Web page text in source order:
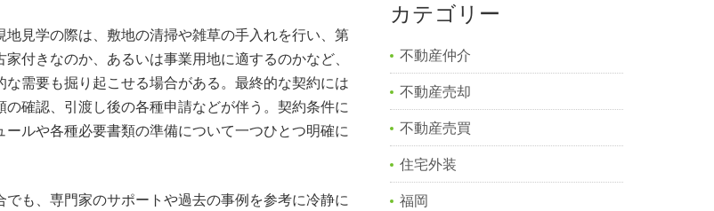
見学の際は、敷地の清掃や雑草の手入れを行い、第
付きなのか、あるいは事業用地に適するのかなど、
需要も掘り起こせる場合がある。最終的な契約には
確認、引渡し後の各種申請などが伴う。契約条件に
ルや各種必要書類の準備について一つひとつ明確に
も、専門家のサポートや過去の事例を参考に冷静に
カテゴリー
不動産仲介
不動産売却
不動産売買
住宅外装
福岡